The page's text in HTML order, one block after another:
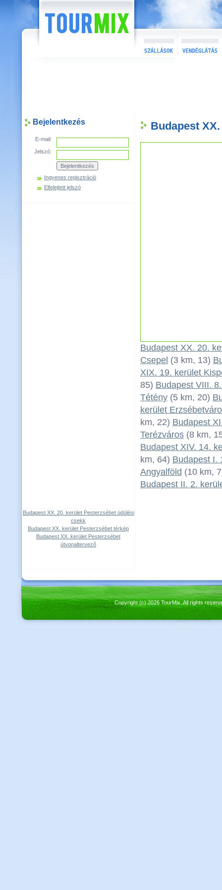
Bejelentkezés
E-mail:
Jelszó:
Ingyenes regisztráció
Elfelejtett jelszó
Budapest XX. 20. kerület Pesterzsébet üdülési
csekk
Budapest XX. kerület Pesterzsébet térkép
Budapest XX. kerület Pesterzsébet
útvonaltervező
Budapest
Budapest XX. 20.
Csepel (3 km, 13)
XIX. 19. kerület
85) Budapest VIII.
Tétény (5 km, 20)
kerület
km, 22) Budapest
Terézváros (8 km,
Budapest XIV. 14.
km, 64) Budapest I.
Angyalföld (10 km,
Budapest II. 2.
Copyright (c) 2026 TourMix. All rights